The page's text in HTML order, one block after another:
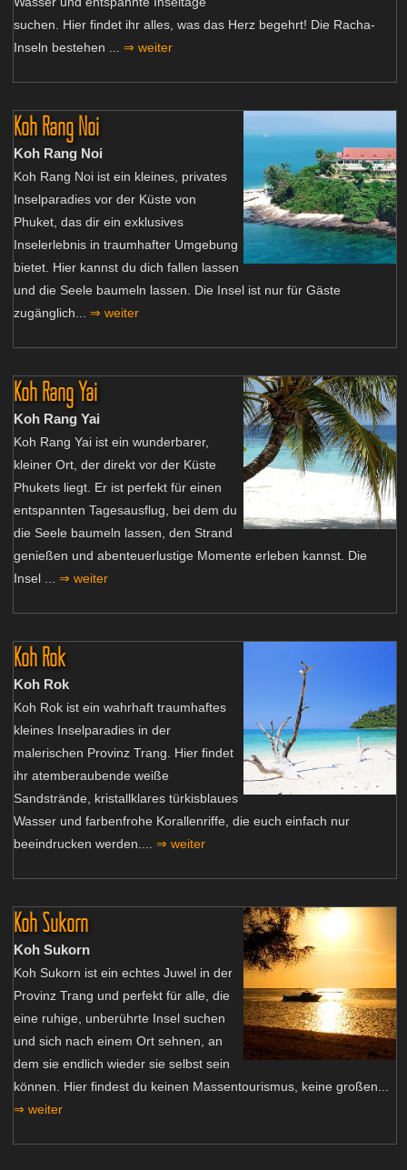
suchen. Hier findet ihr alles, was das Herz begehrt! Die Racha-
Inseln bestehen ... ⇒ weiter
Koh Rang Noi
Koh Rang Noi
Koh Rang Noi ist ein kleines, privates
Inselparadies vor der Küste von
Phuket, das dir ein exklusives
Inselerlebnis in traumhafter Umgebung
bietet. Hier kannst du dich fallen lassen
und die Seele baumeln lassen. Die Insel ist nur für Gäste
zugänglich... ⇒ weiter
Koh Rang Yai
Koh Rang Yai
Koh Rang Yai ist ein wunderbarer,
kleiner Ort, der direkt vor der Küste
Phukets liegt. Er ist perfekt für einen
entspannten Tagesausflug, bei dem du
die Seele baumeln lassen, den Strand
genießen und abenteuerlustige Momente erleben kannst. Die
Insel ... ⇒ weiter
Koh Rok
Koh Rok
Koh Rok ist ein wahrhaft traumhaftes
kleines Inselparadies in der
malerischen Provinz Trang. Hier findet
ihr atemberaubende weiße
Sandstrände, kristallklares türkisblaues
Wasser und farbenfrohe Korallenriffe, die euch einfach nur
beeindrucken werden.... ⇒ weiter
Koh Sukorn
Koh Sukorn
Koh Sukorn ist ein echtes Juwel in der
Provinz Trang und perfekt für alle, die
eine ruhige, unberührte Insel suchen
und sich nach einem Ort sehnen, an
dem sie endlich wieder sie selbst sein
können. Hier findest du keinen Massentourismus, keine großen...
⇒ weiter